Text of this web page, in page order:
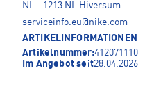
NL - 1213 NL Hiversum
serviceinfo.eu@nike.com
ARTIKELINFORMATIONEN
Artikelnummer:412071110
Im Angebot seit28.04.2026